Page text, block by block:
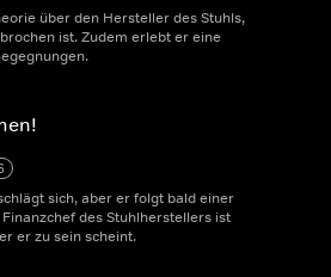
über den Hersteller des Stuhls,
ist. Zudem erlebt er eine
sich, aber er folgt bald einer
des Stuhlherstellers ist
er zu sein scheint.